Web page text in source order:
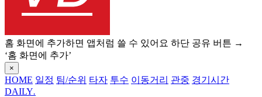
홈 화면에 추가하면 앱처럼 쓸 수 있어요 하단 공유 버튼 →
‘홈 화면에 추가’
×
HOME 일정 팀/순위 타자 투수 이동거리 관중 경기시간
DAILY.